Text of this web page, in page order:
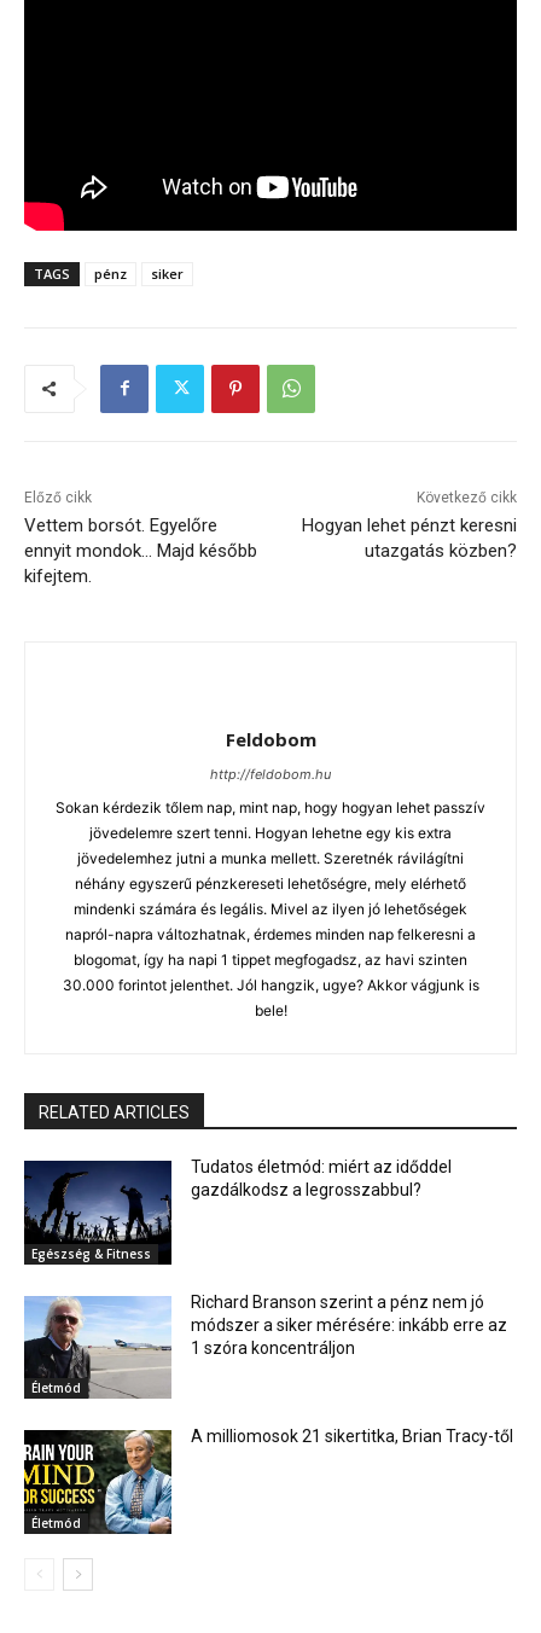
TAGS pénz siker
Előző cikk
Vettem borsót. Egyelőre
ennyit mondok… Majd később
kifejtem.
Következő cikk
Hogyan lehet pénzt keresni
utazgatás közben?
Feldobom
http://feldobom.hu
Sokan kérdezik tőlem nap, mint nap, hogy hogyan lehet passzív
jövedelemre szert tenni. Hogyan lehetne egy kis extra
jövedelemhez jutni a munka mellett. Szeretnék rávilágítni
néhány egyszerű pénzkereseti lehetőségre, mely elérhető
mindenki számára és legális. Mivel az ilyen jó lehetőségek
napról-napra változhatnak, érdemes minden nap felkeresni a
blogomat, így ha napi 1 tippet megfogadsz, az havi szinten
30.000 forintot jelenthet. Jól hangzik, ugye? Akkor vágjunk is
bele!
RELATED ARTICLES
Egészség & Fitness
Tudatos életmód: miért az időddel
gazdálkodsz a legrosszabbul?
Életmód
Richard Branson szerint a pénz nem jó
módszer a siker mérésére: inkább erre az
1 szóra koncentráljon
Életmód
A milliomosok 21 sikertitka, Brian Tracy-től